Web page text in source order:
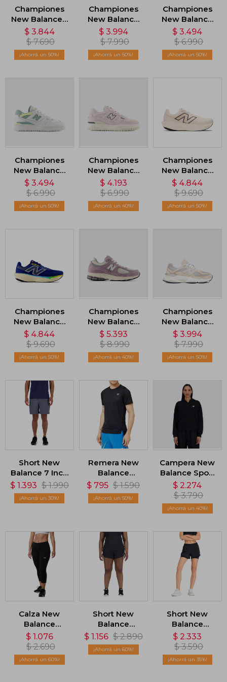
Championes
New Balance -
Negro
$ 3.844
$ 7.690
50
Championes
New Balance
650 - Gris
$ 3.994
$ 7.990
50
Championes
New Balance
550 - Blanco
$ 3.494
$ 6.990
50
Championes
New Balance
550 - Blanco
$ 3.494
$ 6.990
50
Championes
New Balance
550 - Rosado
$ 4.193
$ 6.990
40
Championes
New Balance
1080 V14 -
Beige
$ 4.844
$ 9.690
50
Championes
New Balance
1080 - Azul
$ 4.844
$ 9.690
50
Championes
New Balance
2002 - Violeta
$ 5.393
$ 8.990
40
Championes
New Balance
9060 - Beige
$ 3.994
$ 7.990
50
Short New
Balance 7 Inch
Brief - Gris
$ 1.393 $ 1.990
30
Remera New
Balance
Accelerate -
Negro
$ 795 $ 1.590
50
Campera New
Balance Sport
Essentials -
Negro
$ 2.274
$ 3.790
40
Calza New
Balance
Accelerate
Capri - Negro
$ 1.076
$ 2.690
60
Short New
Balance
Impact Run
3in - Negro
$ 1.156 $ 2.890
60
Short New
Balance
Seamless 2IN1
- Negro
$ 2.333
$ 3.590
35